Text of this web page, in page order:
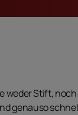
weder Stift,
genauso